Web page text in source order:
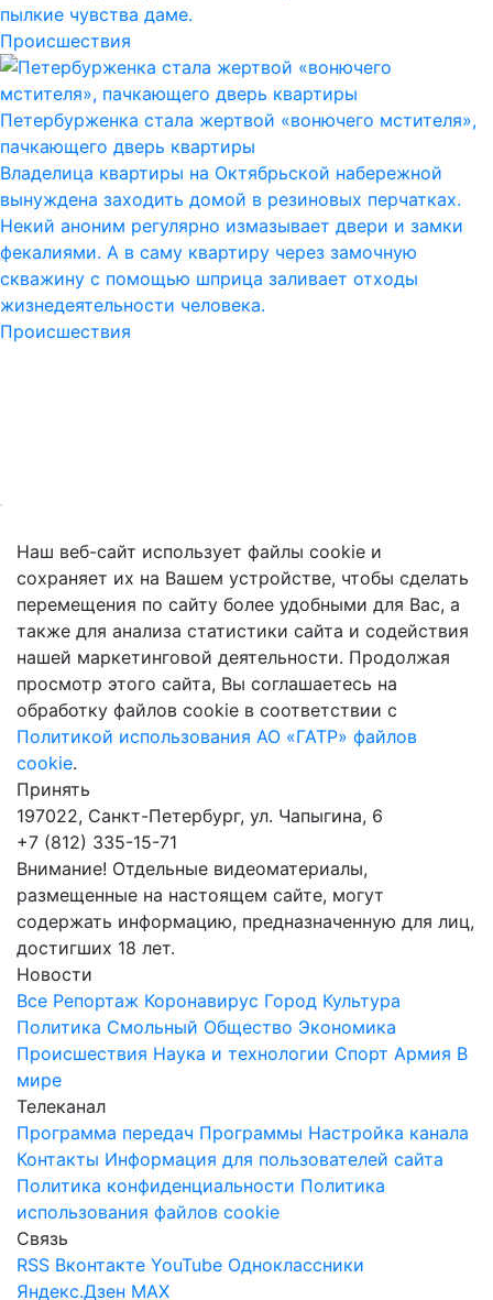
пылкие чувства даме.
Происшествия
Петербурженка стала жертвой «вонючего мстителя»,
пачкающего дверь квартиры
Владелица квартиры на Октябрьской набережной
вынуждена заходить домой в резиновых перчатках.
Некий аноним регулярно измазывает двери и замки
фекалиями. А в саму квартиру через замочную
скважину с помощью шприца заливает отходы
жизнедеятельности человека.
Происшествия
Наш веб-сайт использует файлы cookie и
сохраняет их на Вашем устройстве, чтобы сделать
перемещения по сайту более удобными для Вас, а
также для анализа статистики сайта и содействия
нашей маркетинговой деятельности. Продолжая
просмотр этого сайта, Вы соглашаетесь на
обработку файлов cookie в соответствии с
Политикой использования АО «ГАТР» файлов
cookie.
Принять
197022, Санкт-Петербург, ул. Чапыгина, 6
+7 (812) 335-15-71
Внимание! Отдельные видеоматериалы,
размещенные на настоящем сайте, могут
содержать информацию, предназначенную для лиц,
достигших 18 лет.
Новости
Все Репортаж Коронавирус Город Культура
Политика Смольный Общество Экономика
Происшествия Наука и технологии Спорт Армия В
мире
Телеканал
Программа передач Программы Настройка канала
Контакты Информация для пользователей сайта
Политика конфиденциальности Политика
использования файлов cookie
Связь
RSS Вконтакте YouTube Одноклассники
Яндекс.Дзен MAX